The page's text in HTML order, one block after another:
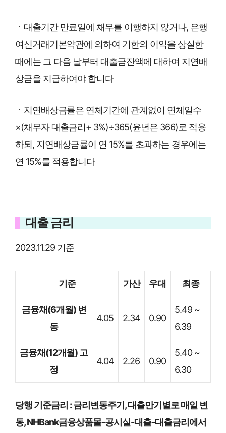
ㆍ대출기간 만료일에 채무를 이행하지 않거나, 은행
여신거래기본약관에 의하여 기한의 이익을 상실한
때에는 그 다음 날부터 대출금잔액에 대하여 지연배
상금을 지급하여야 합니다
ㆍ지연배상금률은 연체기간에 관계없이 연체일수
×(채무자 대출금리+ 3%)÷365(윤년은 366)로 적용
하되, 지연배상금률이 연 15%를 초과하는 경우에는
연 15%를 적용합니다
대출 금리
2023.11.29 기준
기준 가산 우대 최종
금융채(6개월) 변
동
4.05 2.34 0.90
5.49 ~
6.39
금융채(12개월) 고
정
4.04 2.26 0.90
5.40 ~
6.30
당행 기준금리 : 금리변동주기, 대출만기별로 매일 변
동, NHBank금융상품몰-공시실-대출-대출금리에서